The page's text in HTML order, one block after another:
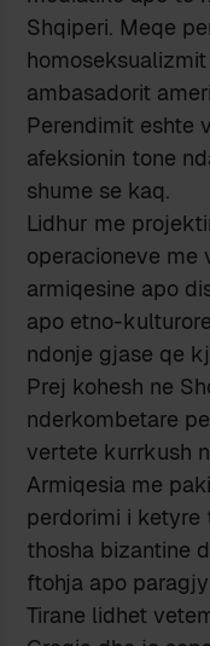
Shqiperi. Meqe
ambasadorit
Perendimit eshte
afeksionin tone
shume se kaq.
Lidhur me
operacioneve me
armiqesine apo
apo etno-
ndonje gjase qe
Prej kohesh ne
nderkombetare
vertete kurrkush
Armiqesia me
perdorimi i
thosha bizantine
ftohja apo
Tirane lidhet